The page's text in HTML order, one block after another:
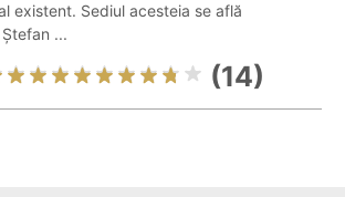
existent. Sediul acesteia se află
...
(14)